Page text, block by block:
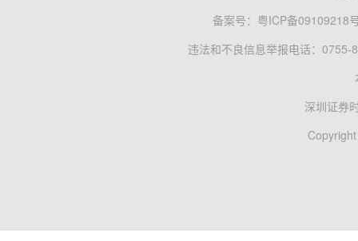
备案号： 粤ICP备09109218
违法和不良信息举报电话：0755-
深圳证券